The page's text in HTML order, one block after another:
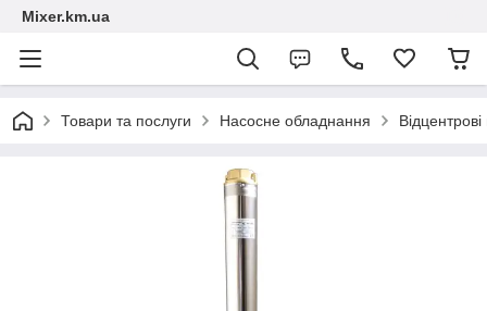
Mixer.km.ua
Товари та послуги Насосне обладнання